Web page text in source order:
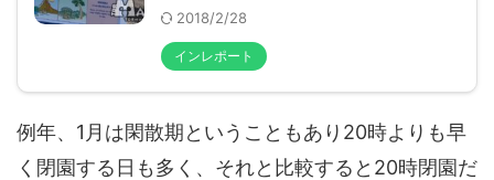
2018/2/28
インレポート
例年、1月は閑散期ということもあり20時よりも早
く閉園する日も多く、それと比較すると20時閉園だ